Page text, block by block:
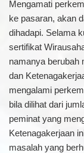
Mengamati
ke pasaran, akan
dihadapi. Selama
sertifikat
namanya berubah
dan
mengalami
bila dilihat dari
peminat yang
Ketenagakerjaan
masalah yang